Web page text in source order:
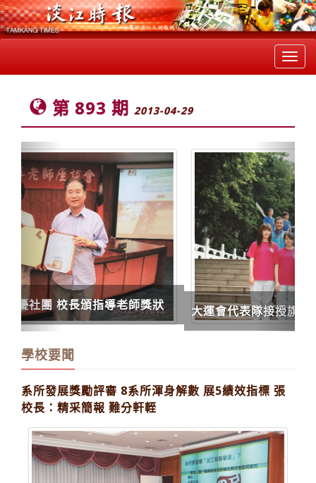
第 893 期 2013-04-29
大運會代表隊接授旗 校長勉為校爭光
Previous Next
學校要聞
系所發展獎勵評審 8系所渾身解數 展5績效指標 張
校長：精采簡報 難分軒輊